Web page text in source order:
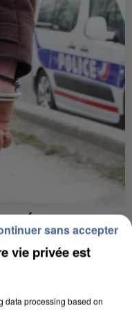
DE LA DZ
vie privée est
data processing based on
sans accepter